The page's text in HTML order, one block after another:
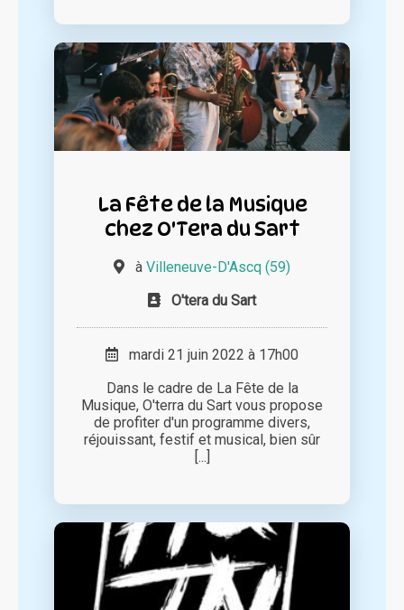
La Fête de la Musique
chez O'Tera du Sart
à Villeneuve-D'Ascq (59)
O'tera du Sart
mardi 21 juin 2022 à 17h00
Dans le cadre de La Fête de la
Musique, O'terra du Sart vous propose
de profiter d'un programme divers,
réjouissant, festif et musical, bien sûr
[...]